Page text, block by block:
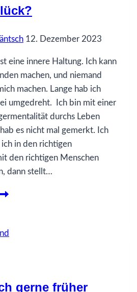
12. Dezember 2023
eine innere Haltung. Ich kann
machen, und niemand
machen. Lange hab ich
umgedreht. Ich bin mit einer
durchs Leben
es nicht mal gemerkt. Ich
in den richtigen
den richtigen Menschen
dann stellt…
gerne früher